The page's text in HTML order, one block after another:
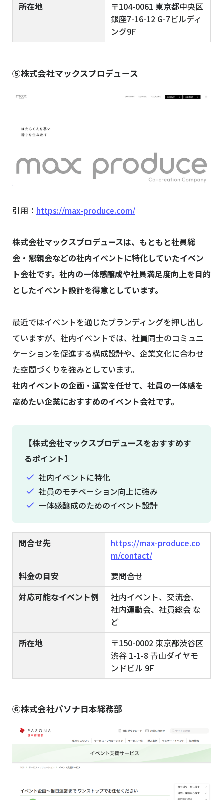
所在地
〒104-0061 東京都中央区
銀座7-16-12 G-7ビルディ
ング9F
⑤株式会社マックスプロデュース
引用： https://max-produce.com/
株式会社マックスプロデュースは、もともと社員総
会・懇親会などの社内イベントに特化していたイベン
ト会社です。社内の一体感醸成や社員満足度向上を目的
としたイベント設計を得意としています。
最近ではイベントを通じたブランディングを押し出し
ていますが、社内イベントでは、社員同士のコミュニ
ケーションを促進する構成設計や、企業文化に合わせ
た空間づくりを強みとしています。
社内イベントの企画・運営を任せて、社員の一体感を
高めたい企業におすすめのイベント会社です。
【株式会社マックスプロデュースをおすすめす
るポイント】
社内イベントに特化
社員のモチベーション向上に強み
一体感醸成のためのイベント設計
問合せ先
https://max-produce.co
m/contact/
料金の目安
要問合せ
対応可能なイベント例
社内イベント、交流会、
社内運動会、社員総会 な
ど
所在地
〒150-0002 東京都渋谷区
渋谷 1-1-8 青山ダイヤモ
ンドビル 9F
⑥株式会社パソナ日本総務部